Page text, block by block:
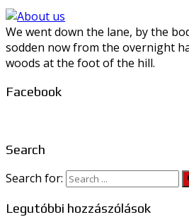
We went down the lane, by the
sodden now from the overnight
woods at the foot of the hill.
Facebook
Search
Search for:
Legutóbbi hozzászólások